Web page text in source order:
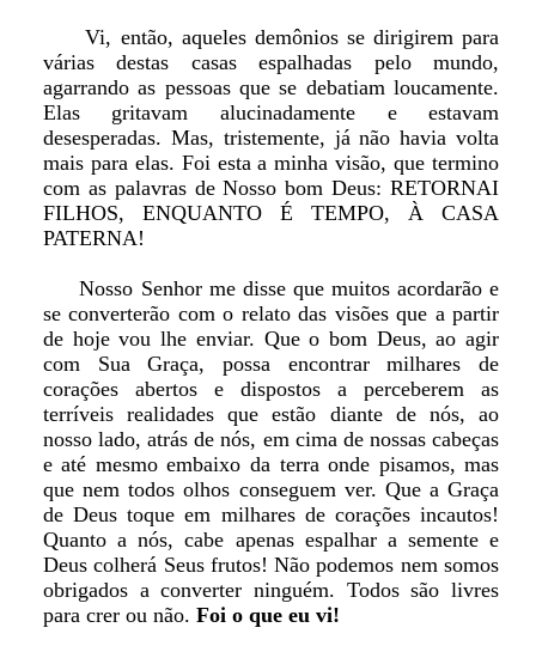
Vi, então, aqueles demônios se dirigirem para
várias destas casas espalhadas pelo mundo,
agarrando as pessoas que se debatiam loucamente.
Elas gritavam alucinadamente e estavam
desesperadas. Mas, tristemente, já não havia volta
mais para elas. Foi esta a minha visão, que termino
com as palavras de Nosso bom Deus: RETORNAI
FILHOS, ENQUANTO É TEMPO, À CASA
PATERNA!
Nosso Senhor me disse que muitos acordarão e
se converterão com o relato das visões que a partir
de hoje vou lhe enviar. Que o bom Deus, ao agir
com Sua Graça, possa encontrar milhares de
corações abertos e dispostos a perceberem as
terríveis realidades que estão diante de nós, ao
nosso lado, atrás de nós, em cima de nossas cabeças
e até mesmo embaixo da terra onde pisamos, mas
que nem todos olhos conseguem ver. Que a Graça
de Deus toque em milhares de corações incautos!
Quanto a nós, cabe apenas espalhar a semente e
Deus colherá Seus frutos! Não podemos nem somos
obrigados a converter ninguém. Todos são livres
para crer ou não. Foi o que eu vi!